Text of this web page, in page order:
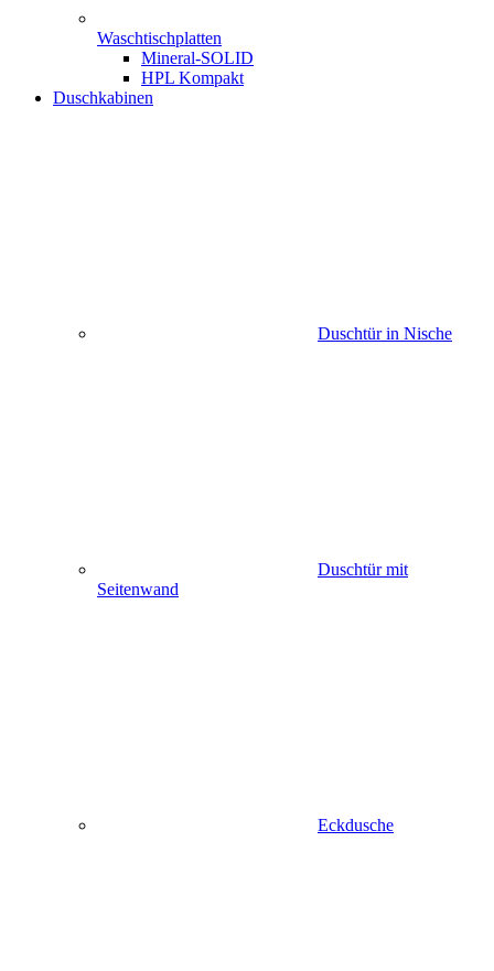
Waschtischplatten
Mineral-SOLID
HPL Kompakt
Duschkabinen
Duschtür in Nische
Duschtür mit
Seitenwand
Eckdusche